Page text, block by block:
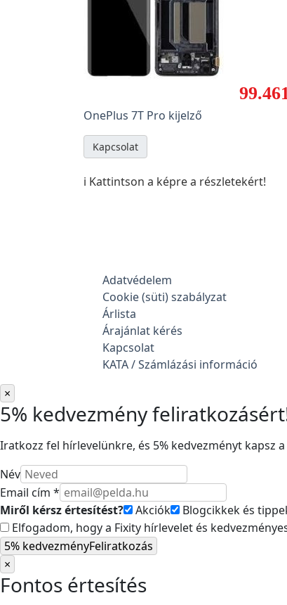
OnePlus 7T Pro kijelző
Kapcsolat
ℹ️ Kattintson a képre a részletekért!
Adatvédelem
Cookie (süti) szabályzat
Árlista
Árajánlat kérés
Kapcsolat
KATA / Számlázási információ
×
5% kedvezmény
Iratkozz fel hírlevelünkre, és 5% kedvezményt
Név
Email cím *
Miről kérsz értesítést?
Akciók Blogcikkek és
Elfogadom, hogy a Fixity hírlevelet és
5% kedvezményFeliratkozás
×
Fontos értesítés